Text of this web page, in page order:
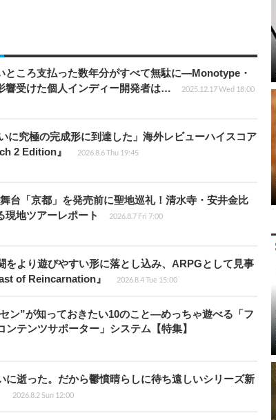
ところ支払った数年分がすべて無駄に―Monotype・
響受けた個人インディー開発者は…
2025.12.17 Wed 18:00
に究極の完成形に到達した」海外レビューハイスコア
2 Edition』
2026.8.6 Thu 19:45
台「京都」を発売前に聖地巡礼！清水寺・安井金比
現地ツアーレポート
2026.8.7 Fri 7:00
をより遊びやすい形に落とし込み、ARPGとして見事
of Reincarnation』
2026.8.4 Tue 15:00
ン”が知っておきたい10のこと―めっちゃ遊べる「フ
テンツサポーター」システム【特集】
逝った。だから鬱憤晴らしに待ち遠しいシリーズ新
2026.8.2 Sun 12:00